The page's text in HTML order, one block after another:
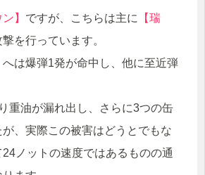
】 ですが、こちらは主に
【瑞
を行っています。
へは爆弾1発が命中し、他に至近弾
重油が漏れ出し、さらに3つの缶
、実際この被害はどうとでもな
ノットの速度ではあるものの通